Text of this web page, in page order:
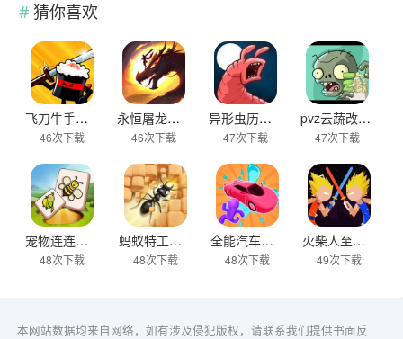
猜你喜欢
飞刀牛手中文版下载
46次下载
永恒屠龙传奇大极品游戏下载
46次下载
异形虫历险记2下载
47次下载
pvz云蔬改版下载
47次下载
宠物连连看之星星消灭下载
48次下载
蚂蚁特工队下载
48次下载
全能汽车小子下载
48次下载
火柴人至尊战士下载
49次下载
本网站数据均来自网络，如有涉及侵犯版权，请联系我们提供书面反